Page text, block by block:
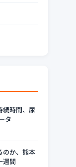
続時間、尿
タ
のか、熊本
週間